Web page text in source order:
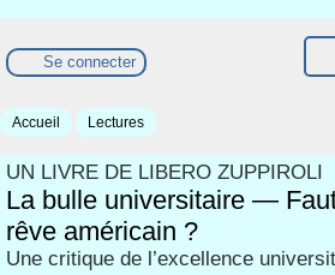
Se connecter
Accueil Lectures
UN LIVRE DE LIBERO ZUPPIROLI
La bulle universitaire —
rêve américain ?
Une critique de l’excellence